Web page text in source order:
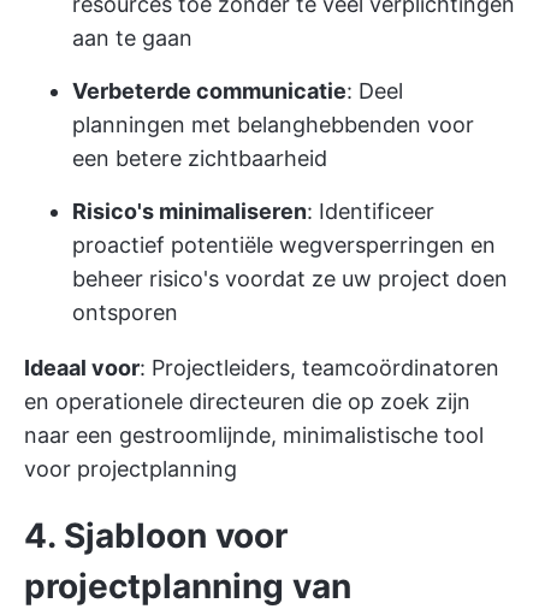
aan te gaan
Verbeterde communicatie: Deel
planningen met belanghebbenden voor
een betere zichtbaarheid
Risico's minimaliseren: Identificeer
proactief potentiële wegversperringen en
beheer risico's voordat ze uw project doen
ontsporen
Ideaal voor: Projectleiders, teamcoördinatoren
en operationele directeuren die op zoek zijn
naar een gestroomlijnde, minimalistische tool
voor projectplanning
4. Sjabloon voor
projectplanning van